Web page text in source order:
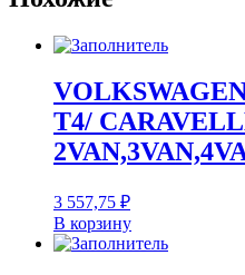
T4/
3 557,75 ₽
В корзину